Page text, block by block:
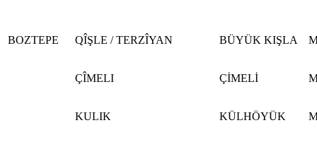
BOZTEPE QÎŞLE / TERZÎYAN BÜYÜK KIŞLA
ÇÎMELI ÇİMELİ
KULIK KÜLHÖYÜK